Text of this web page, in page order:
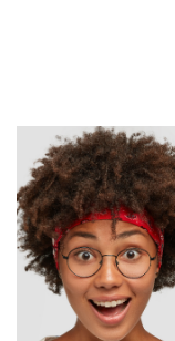
ZÁRATE
NOTICIAS
DE
CAMPANA
EXALTACIÓN
DE
CRUZ